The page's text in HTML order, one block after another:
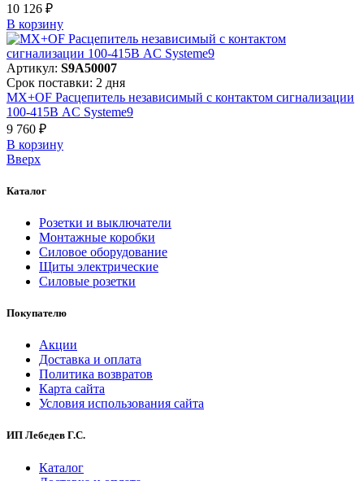
10 126 ₽
В корзинy
Артикул: S9A50007
Срок поставки: 2 дня
MX+OF Расцепитель независимый с контактом сигнализации
100-415В AC Systeme9
9 760 ₽
В корзинy
Вверх
Каталог
Розетки и выключатели
Монтажные коробки
Силовое оборудование
Щиты электрические
Силовые розетки
Покупателю
Акции
Доставка и оплата
Политика возвратов
Карта сайта
Условия использования сайта
ИП Лебедев Г.С.
Каталог